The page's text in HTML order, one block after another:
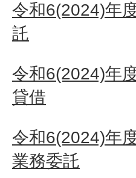
令和6(2024)年
託
令和6(2024)年
貸借
令和6(2024)年
業務委託